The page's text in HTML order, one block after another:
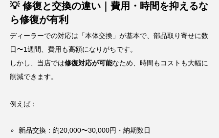
💡 修復と交換の違い｜費用・時間を抑えるな
ら修復が有利
ディーラーでの対応は「本体交換」が基本で、部品取り寄せに数
日〜1週間、費用も高額になりがちです。
しかし、当店では修復対応が可能なため、時間もコストも大幅に
削減できます。
例えば：
新品交換：約20,000〜30,000円・納期数日